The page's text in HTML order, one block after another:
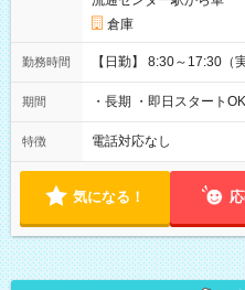
倉庫
勤務時間 【日勤】 8:30～17:30（
期間 ・長期 ・即日スタートOK
特徴 電話対応なし
気になる！